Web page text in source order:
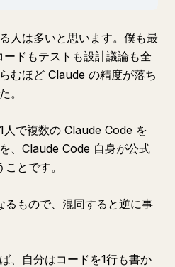
人は多いと思います。僕も最
ドもテストも設計議論も全
むほど Claude の精度が落ち
。
人で複数の Claude Code を
、Claude Code 自身が公式
とです。
るもので、混同すると逆に事
、自分はコードを1行も書か